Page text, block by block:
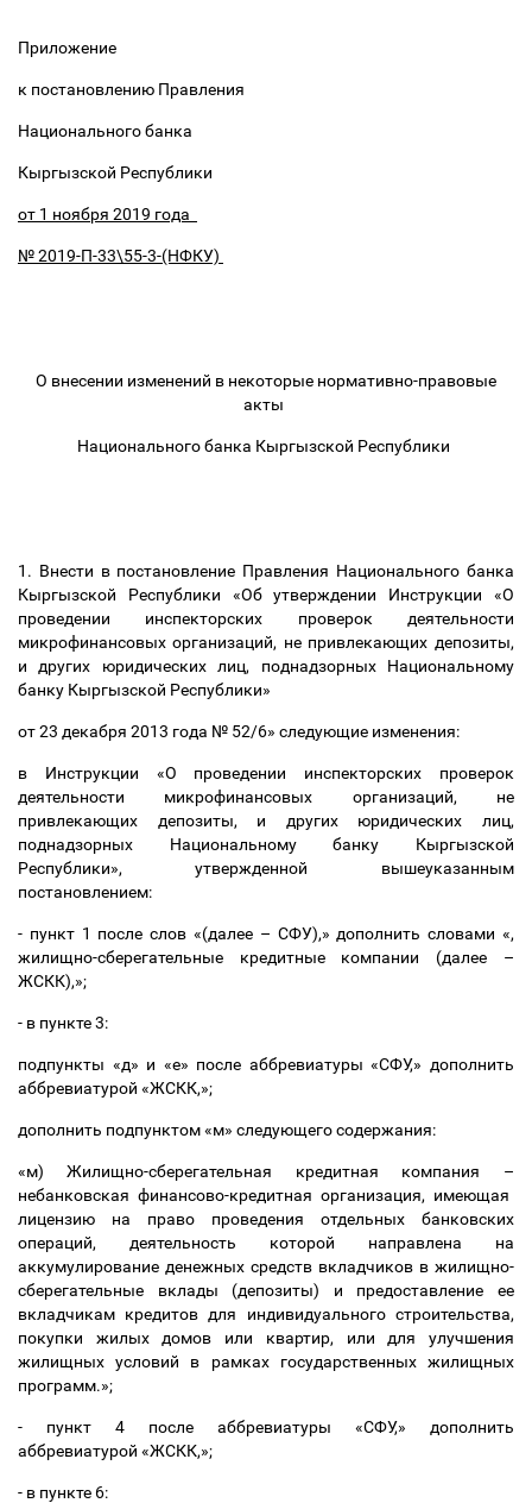
Приложение
к постановлению Правления
Национального банка
Кыргызской Республики
от 1 ноября 2019 года
№ 2019-П-33\55-3-(НФКУ)
О внесении изменений в некоторые нормативно-правовые
акты
Национального банка Кыргызской Республики
1. Внести в постановление Правления Национального банка
Кыргызской Республики «Об утверждении Инструкции «О
проведении инспекторских проверок деятельности
микрофинансовых организаций, не привлекающих депозиты,
и других юридических лиц, поднадзорных Национальному
банку Кыргызской Республики»
от 23 декабря 2013 года № 52/6» следующие изменения:
в Инструкции «О проведении инспекторских проверок
деятельности микрофинансовых организаций, не
привлекающих депозиты, и других юридических лиц,
поднадзорных Национальному банку Кыргызской
Республики», утвержденной вышеуказанным
постановлением:
- пункт 1 после слов «(далее – СФУ),» дополнить словами «,
жилищно-сберегательные кредитные компании (далее –
ЖСКК),»;
- в пункте 3:
подпункты «д» и «е» после аббревиатуры «СФУ,» дополнить
аббревиатурой «ЖСКК,»;
дополнить подпунктом «м» следующего содержания:
«м) Жилищно-сберегательная кредитная компания –
небанковская финансово-кредитная организация, имеющая
лицензию на право проведения отдельных банковских
операций, деятельность которой направлена на
аккумулирование денежных средств вкладчиков в жилищно-
сберегательные вклады (депозиты) и предоставление ее
вкладчикам кредитов для индивидуального строительства,
покупки жилых домов или квартир, или для улучшения
жилищных условий в рамках государственных жилищных
программ.»;
- пункт 4 после аббревиатуры «СФУ,» дополнить
аббревиатурой «ЖСКК,»;
- в пункте 6: